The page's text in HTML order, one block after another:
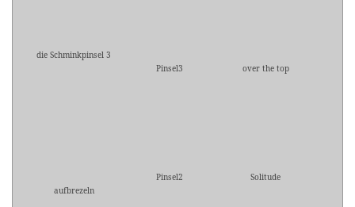
die Schminkpinsel 3
Pinsel3
over the top
aufbrezeln
Pinsel2 Solitude